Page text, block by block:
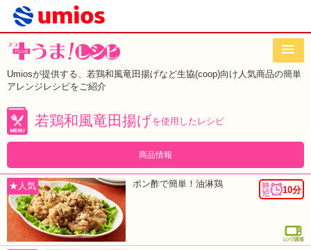
Umiosが提供する、若鶏和風竜田揚げなど生協(coop)向け人気商品の簡単
アレンジレシピをご紹介
若鶏和風竜田揚げを使用したレシピ
商品情報
★人気 10分
ポン酢で簡単！油淋鶏